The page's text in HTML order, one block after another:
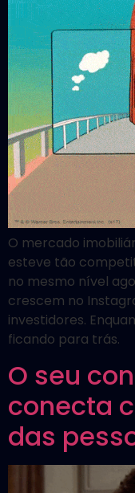
O mercado
esteve tão
no mesmo nível
crescem no
investidores.
ficando para trás.
O seu
conecta
das